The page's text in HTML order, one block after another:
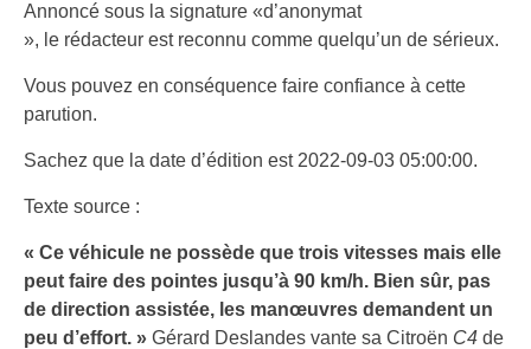
Annoncé sous la signature «d’anonymat
», le rédacteur est reconnu comme quelqu’un de sérieux.
Vous pouvez en conséquence faire confiance à cette
parution.
Sachez que la date d’édition est 2022-09-03 05:00:00.
Texte source :
« Ce véhicule ne possède que trois vitesses mais elle
peut faire des pointes jusqu’à 90 km/h. Bien sûr, pas
de direction assistée, les manœuvres demandent un
peu d’effort. » Gérard Deslandes vante sa Citroën C4 de